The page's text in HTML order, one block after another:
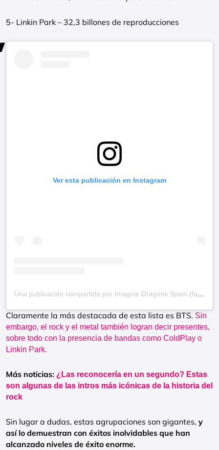
5- Linkin Park – 32,3 billones de reproducciones
Ver esta publicación en Instagram
Claramente la más destacada de esta lista es BTS. Sin
embargo, el rock y el metal también logran decir presentes,
sobre todo con la presencia de bandas como ColdPlay o
Linkin Park.
Más noticias: ¿Las reconocería en un segundo? Estas
son algunas de las intros más icónicas de la historia del
rock
Sin lugar a dudas, estas agrupaciones son gigantes, y
así lo demuestran con éxitos inolvidables que han
alcanzado niveles de éxito enorme.